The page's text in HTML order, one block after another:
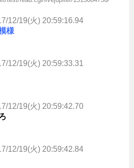
12/19(火) 20:59:16.94
様
12/19(火) 20:59:33.31
12/19(火) 20:59:42.70
12/19(火) 20:59:42.84